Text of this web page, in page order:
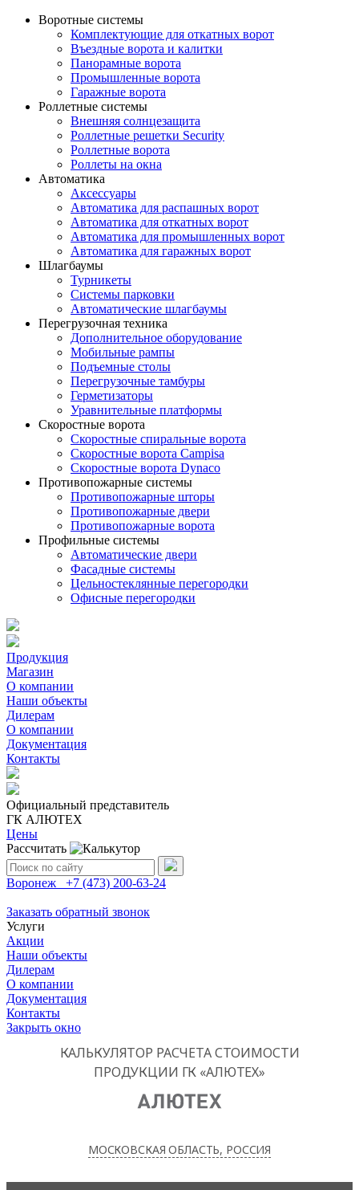
Воротные системы
Комплектующие для откатных ворот
Въездные ворота и калитки
Панорамные ворота
Промышленные ворота
Гаражные ворота
Роллетные системы
Внешняя солнцезащита
Роллетные решетки Security
Роллетные ворота
Роллеты на окна
Автоматика
Аксессуары
Автоматика для распашных ворот
Автоматика для откатных ворот
Автоматика для промышленных ворот
Автоматика для гаражных ворот
Шлагбаумы
Турникеты
Системы парковки
Автоматические шлагбаумы
Перегрузочная техника
Дополнительное оборудование
Мобильные рампы
Подъемные столы
Перегрузочные тамбуры
Герметизаторы
Уравнительные платформы
Скоростные ворота
Скоростные спиральные ворота
Скоростные ворота Campisa
Скоростные ворота Dynaco
Противопожарные системы
Противопожарные шторы
Противопожарные двери
Противопожарные ворота
Профильные системы
Автоматические двери
Фасадные системы
Цельностеклянные перегородки
Офисные перегородки
Продукция
Магазин
О компании
Наши объекты
Дилерам
О компании
Документация
Контакты
Официальный представитель
ГК АЛЮТЕХ
Цены
Рассчитать
Поиск:
Воронеж
+7 (473) 200-63-24
Заказать обратный звонок
Услуги
Акции
Наши объекты
Дилерам
О компании
Документация
Контакты
Закрыть окно